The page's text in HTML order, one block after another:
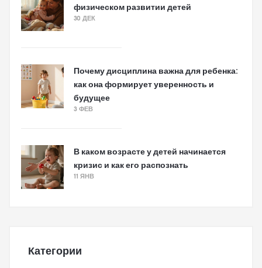
физическом развитии детей
30 ДЕК
Почему дисциплина важна для ребенка:
как она формирует уверенность и
будущее
3 ФЕВ
В каком возрасте у детей начинается
кризис и как его распознать
11 ЯНВ
Категории